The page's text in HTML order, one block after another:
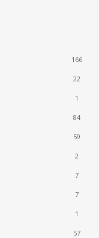
166
22
1
84
59
2
7
7
1
57